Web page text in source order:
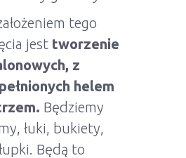
tego
jest tworzenie
z
helem
Będziemy
łuki, bukiety,
Będą to